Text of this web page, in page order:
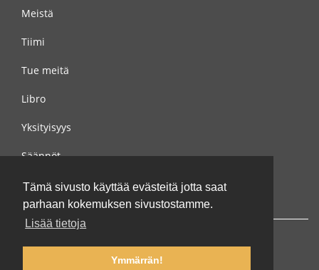
Tämä sivusto käyttää evästeitä jotta saat
parhaan kokemuksen sivustostamme.
Lisää tietoja
Ymmärrän!
Meistä
Tiimi
Tue meitä
Libro
Yksityisyys
Säännöt
Ota yhteyttä meihin